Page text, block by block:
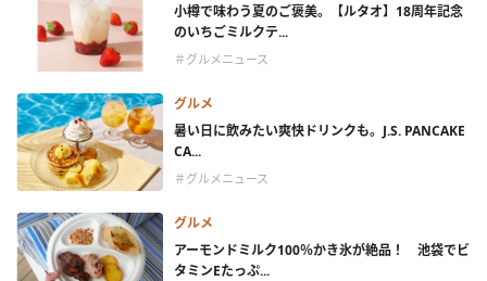
小樽で味わう夏のご褒美。【ルタオ】18周年記念
のいちごミルクテ...
＃グルメニュース
グルメ
暑い日に飲みたい爽快ドリンクも。J.S. PANCAKE
CA...
＃グルメニュース
グルメ
アーモンドミルク100％かき氷が絶品！ 池袋でビ
タミンEたっぷ...